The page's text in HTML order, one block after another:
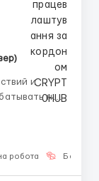
и
робота Без